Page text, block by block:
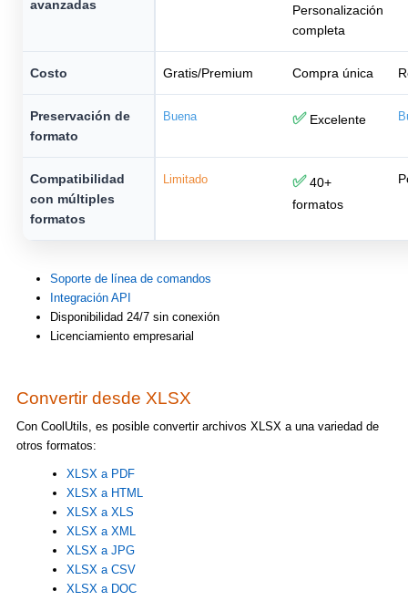
avanzadas
Personalización
completa
Costo Gratis/Premium Compra única
Preservación de
formato
Buena ✅Excelente
Compatibilidad
con múltiples
formatos
Limitado ✅40+
formatos
Soporte de línea de comandos
Integración API
Disponibilidad 24/7 sin conexión
Licenciamiento empresarial
Convertir desde XLSX
Con CoolUtils, es posible convertir archivos XLSX a una variedad de
otros formatos:
XLSX a PDF
XLSX a HTML
XLSX a XLS
XLSX a XML
XLSX a JPG
XLSX a CSV
XLSX a DOC